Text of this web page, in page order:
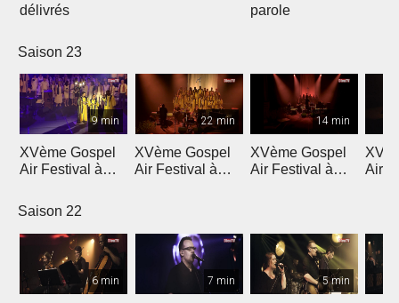
délivrés
parole
Saison 23
9 min
XVème Gospel
Air Festival à
22 min
XVème Gospel
Air Festival à
14 min
XVème Gospel
Air Festival à
Air
Saison 22
6 min 7 min 5 min